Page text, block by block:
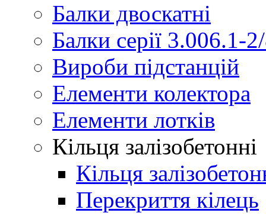
Балки двоскатні
Балки серії 3.006.1-
Вироби підстанцій
Елементи колектора
Елементи лотків
Кільця залізобетонні
Кільця
Перекриття кілець